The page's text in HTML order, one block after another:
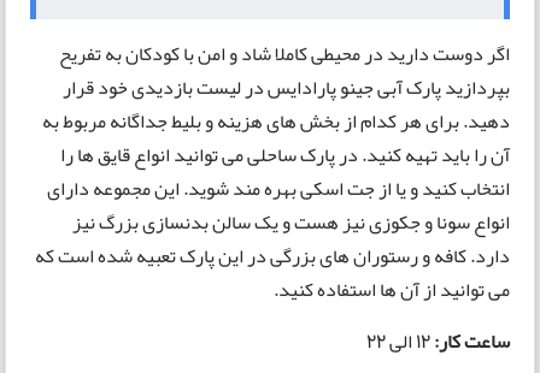
اگر دوست دارید در محیطی کاملا شاد و امن با کودکان به تفریح
بپردازید پارک آبی جینو پارادایس در لیست بازدیدی خود قرار
دهید. برای هر کدام از بخش های هزینه و بلیط جداگانه مربوط به
آن را باید تهیه کنید. در پارک ساحلی می توانید انواع قایق ها را
انتخاب کنید و یا از جت اسکی بهره مند شوید. این مجموعه دارای
انواع سونا و جکوزی نیز هست و یک سالن بدنسازی بزرگ نیز
دارد. کافه و رستوران های بزرگی در این پارک تعبیه شده است که
می توانید از آن ها استفاده کنید.
ساعت کار:12 الی 22